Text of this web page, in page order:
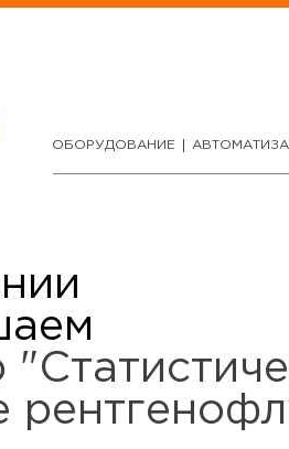
ОБОРУДОВАНИЕ